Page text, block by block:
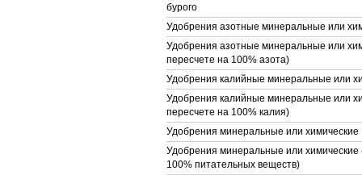
бурого
Удобрения азотные минеральные или
Удобрения азотные минеральные или
пересчете на 100% азота)
Удобрения калийные минеральные или
Удобрения калийные минеральные или
пересчете на 100% калия)
Удобрения минеральные или химические
Удобрения минеральные или химические
100% питательных веществ)